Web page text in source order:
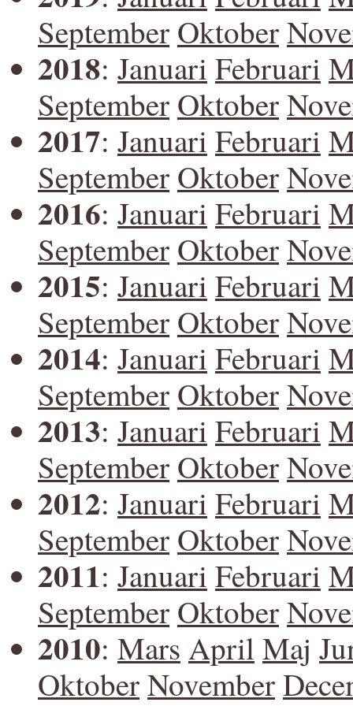
September Oktober
2018: Januari Februari
September Oktober
2017: Januari Februari
September Oktober
2016: Januari Februari
September Oktober
2015: Januari Februari
September Oktober
2014: Januari Februari
September Oktober
2013: Januari Februari
September Oktober
2012: Januari Februari
September Oktober
2011: Januari Februari
September Oktober
2010: Mars April Maj
OktoberNovember